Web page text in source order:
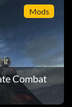
Mods
Combat